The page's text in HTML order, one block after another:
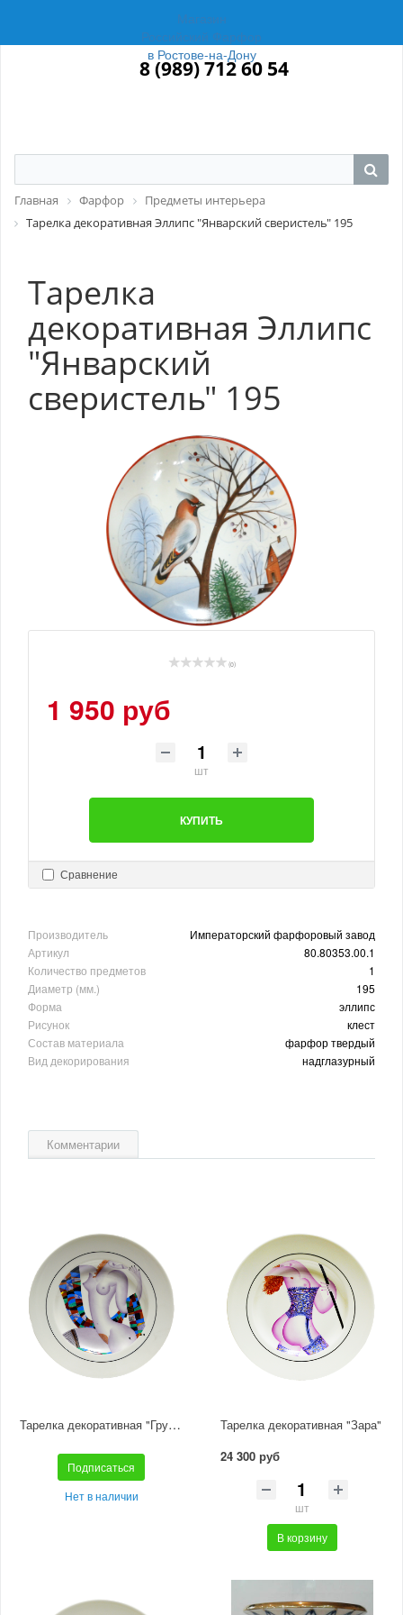
Магазин
Российский Фарфор
в Ростове-на-Дону
8 (989) 712 60 54
Главная Фарфор
Предметы интерьера
Тарелка декоративная Эллипс "Январский сверистель" 195
Тарелка
декоративная Эллипс
"Январский
сверистель" 195
(0)
1 950 руб
шт
КУПИТЬ
Сравнение
Производитель
Императорский фарфоровый завод
Артикул
80.80353.00.1
Количество предметов
1
Диаметр (мм.)
195
Форма
эллипс
Рисунок
клест
Состав материала
фарфор твердый
Вид декорирования
надглазурный
Комментарии
Тарелка декоративная "Грусть-тоска"
Подписаться
Нет в наличии
Тарелка декоративная "Зара"
24 300 руб
шт
В корзину